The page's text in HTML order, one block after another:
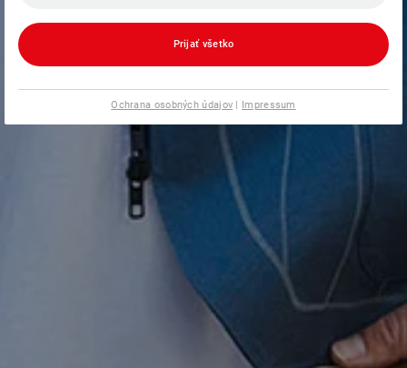
Prijať všetko
Ochrana osobných údajov | Impressum